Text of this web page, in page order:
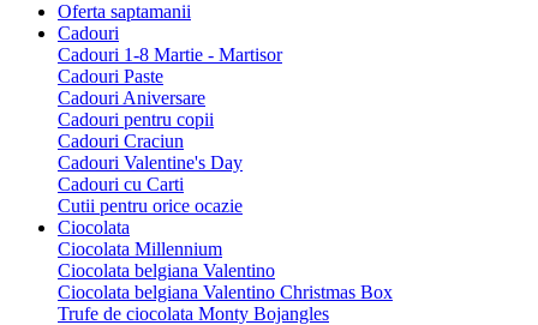
Oferta saptamanii
Cadouri
Cadouri 1-8 Martie - Martisor
Cadouri Paste
Cadouri Aniversare
Cadouri pentru copii
Cadouri Craciun
Cadouri Valentine's Day
Cadouri cu Carti
Cutii pentru orice ocazie
Ciocolata
Ciocolata Millennium
Ciocolata belgiana Valentino
Ciocolata belgiana Valentino Christmas Box
Trufe de ciocolata Monty Bojangles